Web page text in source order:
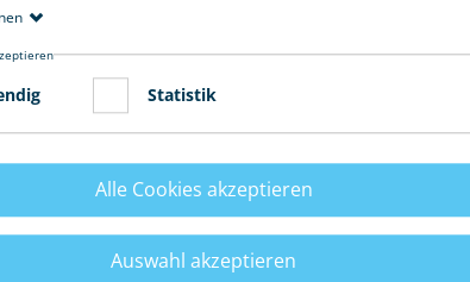
Statistik
Alle Cookies akzeptieren
Auswahl akzeptieren